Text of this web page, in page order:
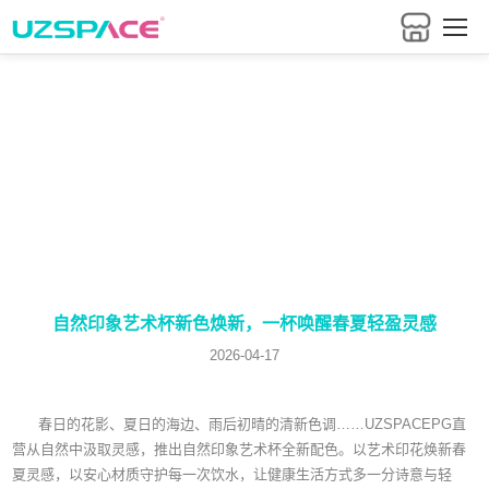
自然印象艺术杯新色焕新，一杯唤醒春夏轻盈灵感
2026-04-17
春日的花影、夏日的海边、雨后初晴的清新色调……UZSPACEPG直
营从自然中汲取灵感，推出自然印象艺术杯全新配色。以艺术印花焕新春
夏灵感，以安心材质守护每一次饮水，让健康生活方式多一分诗意与轻